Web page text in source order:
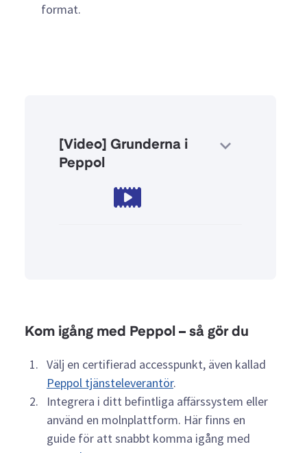
format.
[Video] Grunderna i
Peppol
Kom igång med Peppol – så gör du
Välj en certifierad accesspunkt, även kallad
Peppol tjänsteleverantör.
Integrera i ditt befintliga affärssystem eller
använd en molnplattform. Här finns en
guide för att snabbt komma igång med